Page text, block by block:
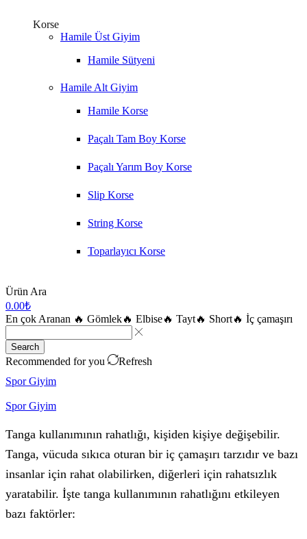
Korse
Hamile Üst Giyim
Hamile Sütyeni
Hamile Alt Giyim
Hamile Korse
Paçalı Tam Boy Korse
Paçalı Yarım Boy Korse
Slip Korse
String Korse
Toparlayıcı Korse
Ürün Ara
0.00₺
En çok Aranan 🔥 Gömlek🔥 Elbise🔥 Tayt🔥 Short🔥 İç çamaşırı
Search
Recommended for you
Refresh
Spor Giyim
Spor Giyim
Tanga kullanımının rahatlığı, kişiden kişiye değişebilir.
Tanga, vücuda sıkıca oturan bir iç çamaşırı tarzıdır ve bazı
insanlar için rahat olabilirken, diğerleri için rahatsızlık
yaratabilir. İşte tanga kullanımının rahatlığını etkileyen
bazı faktörler: